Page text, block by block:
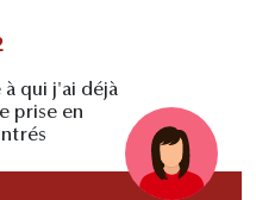
qui j'ai déjà
prise en